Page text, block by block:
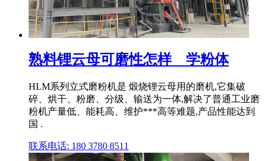
熟料锂云母可磨性怎样 _ 学粉体
HLM系列立式磨粉机是 煅烧锂云母用的磨机,它集破
碎、烘干、粉磨、分级、输送为一体,解决了普通工业磨
粉机产量低、能耗高、维护***高等难题,产品性能达到
国 .
联系电话: 180 3780 8511